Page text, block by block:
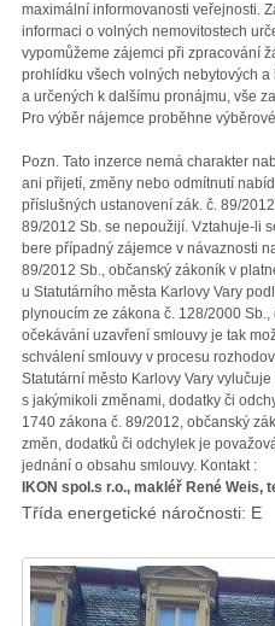
maximální informovanosti veřejnosti.
informaci o volných nemovitostech
vypomůžeme zájemci při zpracování
prohlídku všech volných nebytových
a určených k dalšímu pronájmu, vše
Pro výběr nájemce proběhne
Pozn. Tato inzerce nemá charakter
ani přijetí, změny nebo odmítnutí
příslušných ustanovení zák. č. 89/
89/2012 Sb. se nepoužijí. Vztahuje-li
bere případný zájemce v návaznosti
89/2012 Sb., občanský zákoník v
u Statutárního města Karlovy Vary
plynoucím ze zákona č. 128/2000
očekávání uzavření smlouvy je tak
schválení smlouvy v procesu
Statutární město Karlovy Vary
s jakýmikoli změnami, dodatky či
1740 zákona č. 89/2012, občanský
změn, dodatků či odchylek je
jednání o obsahu smlouvy. Kontakt :
IKON spol.s r.o., makléř René Weis,
Třída energetické náročnosti: E